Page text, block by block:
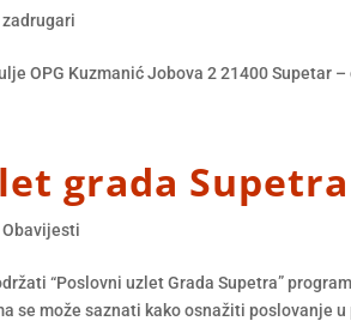
zadrugari
OPG Kuzmanić Jobova 2 21400 Supetar
grada Supetra
Obavijesti
“Poslovni uzlet Grada Supetra”
se može saznati kako osnažiti poslovanje